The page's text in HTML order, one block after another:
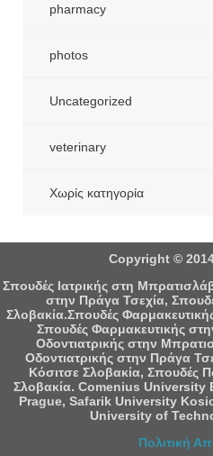
pharmacy
photos
Uncategorized
veterinary
Χωρίς κατηγορία
Copyright ©
Σπουδές Ιατρικής στη
στην Πράγα Τσεχία,
Σλοβακία.Σπουδές
Σπουδές Φαρμακευτικής
Οδοντιατρικής στην
Οδοντιατρικής στην Πράγα
Κόσιτσε Σλοβακία, Σπουδές
Σλοβακία. Comenius
Prague, Safarik University
University of
Πολιτική